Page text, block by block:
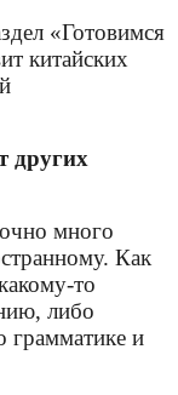
«Готовимся
китайских
других
много
Как
то
либо
грамматике и